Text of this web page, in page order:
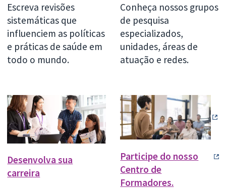
Escreva revisões
sistemáticas que
influenciem as políticas
e práticas de saúde em
todo o mundo.
Conheça nossos grupos
de pesquisa
especializados,
unidades, áreas de
atuação e redes.
Desenvolva sua
carreira
Participe do nosso
Centro de
Formadores.